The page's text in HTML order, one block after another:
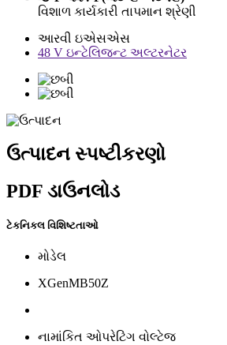
વિશાળ કાર્યકારી તાપમાન શ્રેણી
આરવી ઇએસએસ
48 V ઇન્ટેલિજન્ટ અલ્ટરનેટર
ઉત્પાદન સ્પષ્ટીકરણો
PDF ડાઉનલોડ
ટેકનિકલ વિશિષ્ટતાઓ
મોડેલ
XGenMB50Z
નામાંકિત ઓપરેટિંગ વોલ્ટેજ